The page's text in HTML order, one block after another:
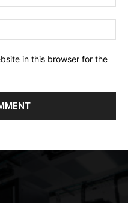
in this browser for the